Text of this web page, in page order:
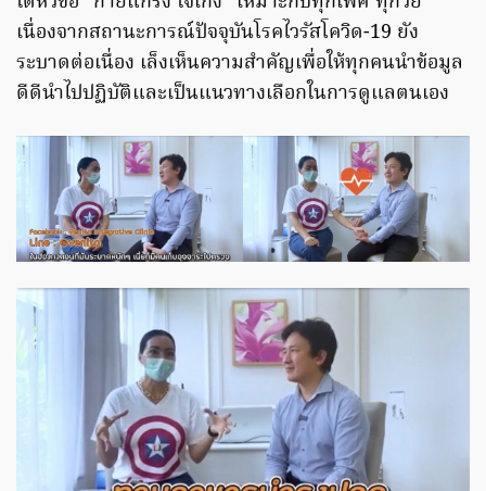
เนื่องจากสถานะการณ์ปัจจุบันโรคไวรัสโควิด-19 ยัง
ระบาดต่อเนื่อง เล็งเห็นความสำคัญเพื่อให้ทุกคนนำข้อมูล
ดีดีนำไปปฏิบัติและเป็นแนวทางเลือกในการดูแลตนเอง